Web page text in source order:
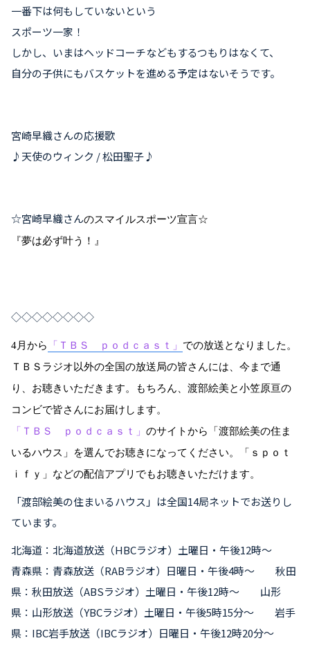
一番下は何もしていないという
スポーツ一家！
しかし、いまはヘッドコーチなどもするつもりはなくて、
自分の子供にもバスケットを進める予定はないそうです。
宮崎早織さんの応援歌
♪天使のウィンク / 松田聖子♪
☆宮崎早織さんのスマイルスポーツ宣言☆
『夢は必ず叶う！』
◇◇◇◇◇◇◇◇
4月から 「ＴＢＳ ｐｏｄｃａｓｔ」 での放送となりました。
ＴＢＳラジオ以外の全国の放送局の皆さんには、今まで通
り、お聴きいただきます。もちろん、渡部絵美と小笠原亘の
コンビで皆さんにお届けします。
「ＴＢＳ ｐｏｄｃａｓｔ」 のサイトから「渡部絵美の住ま
いるハウス」を選んでお聴きになってください。「ｓｐｏｔ
ｉｆｙ」などの配信アプリでもお聴きいただけます。
「渡部絵美の住まいるハウス」は全国14局ネットでお送りし
ています。
北海道：北海道放送（HBCラジオ）土曜日・午後12時～
青森県：青森放送（RABラジオ）日曜日・午後4時～ 秋田
県：秋田放送（ABSラジオ）土曜日・午後12時～ 山形
県：山形放送（YBCラジオ）土曜日・午後5時15分～ 岩手
県：IBC岩手放送（IBCラジオ）日曜日・午後12時20分～